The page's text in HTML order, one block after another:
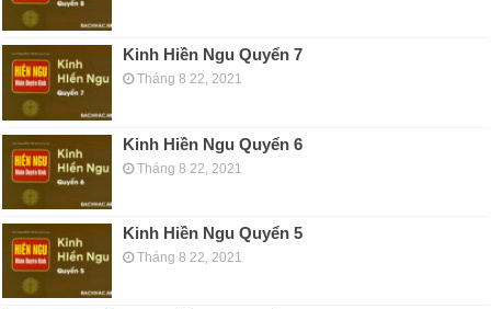
Kinh Hiền Ngu Quyển 7
Tháng 8 22, 2021
Kinh Hiền Ngu Quyển 6
Tháng 8 22, 2021
Kinh Hiền Ngu Quyển 5
Tháng 8 22, 2021